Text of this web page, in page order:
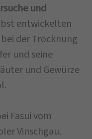
und
entwickelten
der Trocknung
und seine
und Gewürze
Fasui vom
Vinschgau.